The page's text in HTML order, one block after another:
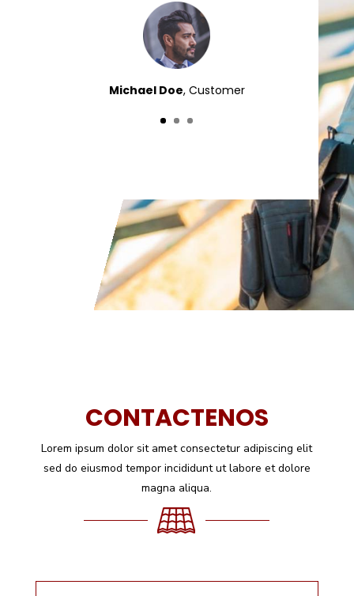
Michael Doe, Customer
CONTACTENOS
Lorem ipsum dolor sit amet consectetur adipiscing elit
sed do eiusmod tempor incididunt ut labore et dolore
magna aliqua.